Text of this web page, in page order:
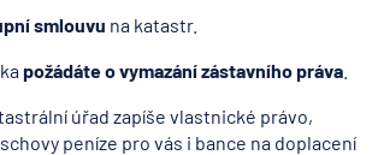
smlouvu na katastr.
požádáte o vymazání zástavního práva
úřad zapíše vlastnické právo,
peníze pro vás i bance na doplacení